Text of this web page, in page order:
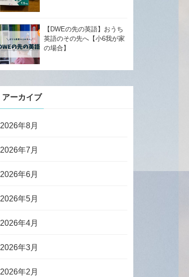
【DWEの先の英語】おうち
英語のその先へ【小6我が家
の場合】
アーカイブ
2026年8月
2026年7月
2026年6月
2026年5月
2026年4月
2026年3月
2026年2月